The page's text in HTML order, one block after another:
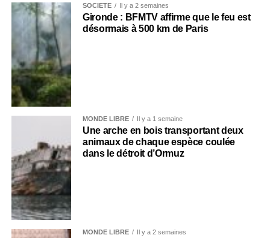
SOCIÉTÉ Il y a 2 semaines
Gironde : BFMTV affirme que le feu est
désormais à 500 km de Paris
MONDE LIBRE Il y a 1 semaine
Une arche en bois transportant deux
animaux de chaque espèce coulée
dans le détroit d’Ormuz
MONDE LIBRE Il y a 2 semaines